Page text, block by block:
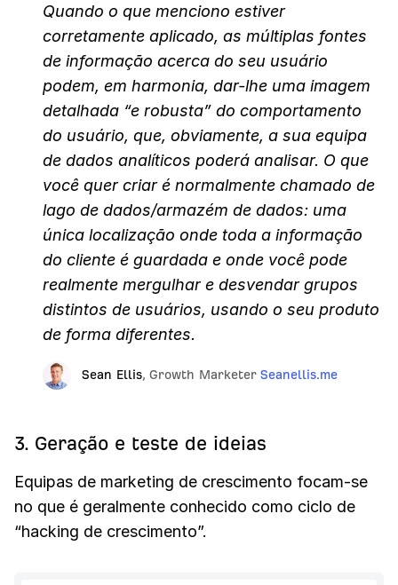
Quando o que menciono estiver
corretamente aplicado, as múltiplas fontes
de informação acerca do seu usuário
podem, em harmonia, dar-lhe uma imagem
detalhada “e robusta” do comportamento
do usuário, que, obviamente, a sua equipa
de dados analíticos poderá analisar. O que
você quer criar é normalmente chamado de
lago de dados/armazém de dados: uma
única localização onde toda a informação
do cliente é guardada e onde você pode
realmente mergulhar e desvendar grupos
distintos de usuários, usando o seu produto
de forma diferentes.
Sean Ellis, Growth Marketer Seanellis.me
3. Geração e teste de ideias
Equipas de marketing de crescimento focam-se
no que é geralmente conhecido como ciclo de
“hacking de crescimento”.